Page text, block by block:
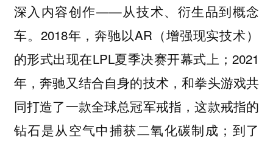
深入内容创作——从技术、衍生品到概念
车。2018年，奔驰以AR（增强现实技术）
的形式出现在LPL夏季决赛开幕式上；2021
年，奔驰又结合自身的技术，和拳头游戏共
同打造了一款全球总冠军戒指，这款戒指的
钻石是从空气中捕获二氧化碳制成；到了